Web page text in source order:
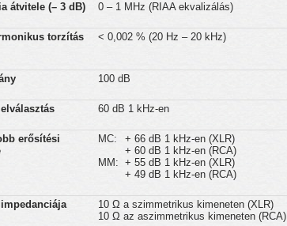
átvitele (– 3 dB) 0 – 1 MHz (RIAA ekvalizálás)
torzítás
< 0,002 % (20 Hz – 20 kHz)
100 dB
60 dB 1 kHz-en
erősítési
MC:
MM:
+ 66 dB 1 kHz-en (XLR)
+ 60 dB 1 kHz-en (RCA)
+ 55 dB 1 kHz-en (XLR)
+ 49 dB 1 kHz-en (RCA)
10 Ω a szimmetrikus kimeneten (XLR)
10 Ω az aszimmetrikus kimeneten (RCA)